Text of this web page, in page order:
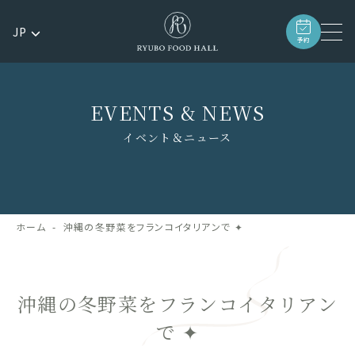
JP
予約
EVENTS & NEWS
イベント＆ニュース
ホーム 沖縄の冬野菜をフランコイタリアンで ✦
沖縄の冬野菜をフランコイタリアン
で ✦